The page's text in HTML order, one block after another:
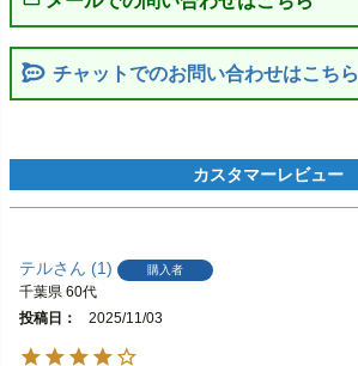
チャットでのお問い合わせはこちら
テル 1 購入者
千葉県 60代
投稿日
2025/11/03